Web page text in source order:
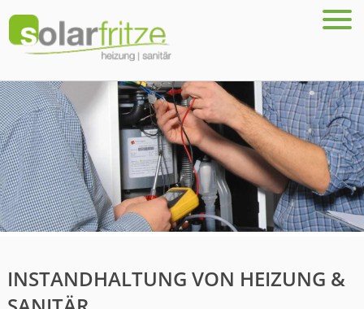
INSTANDHALTUNG VON HEIZUNG &